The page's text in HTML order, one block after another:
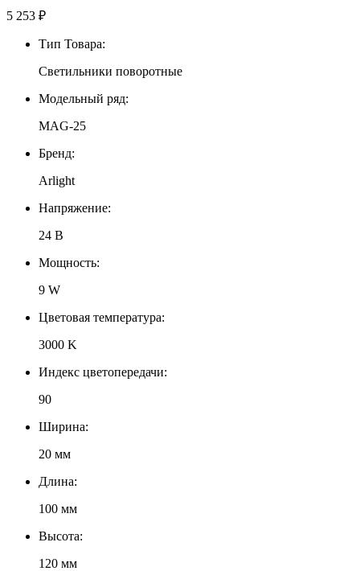
5 253 ₽
Тип Товара:
Светильники поворотные
Модельный ряд:
MAG-25
Бренд:
Arlight
Напряжение:
24 В
Мощность:
9 W
Цветовая температура:
3000 K
Индекс цветопередачи:
90
Ширина:
20 мм
Длина:
100 мм
Высота:
120 мм